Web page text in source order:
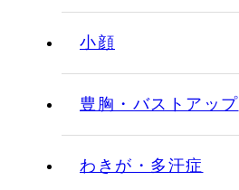
小顔
豊胸・バストアップ
わきが・多汗症